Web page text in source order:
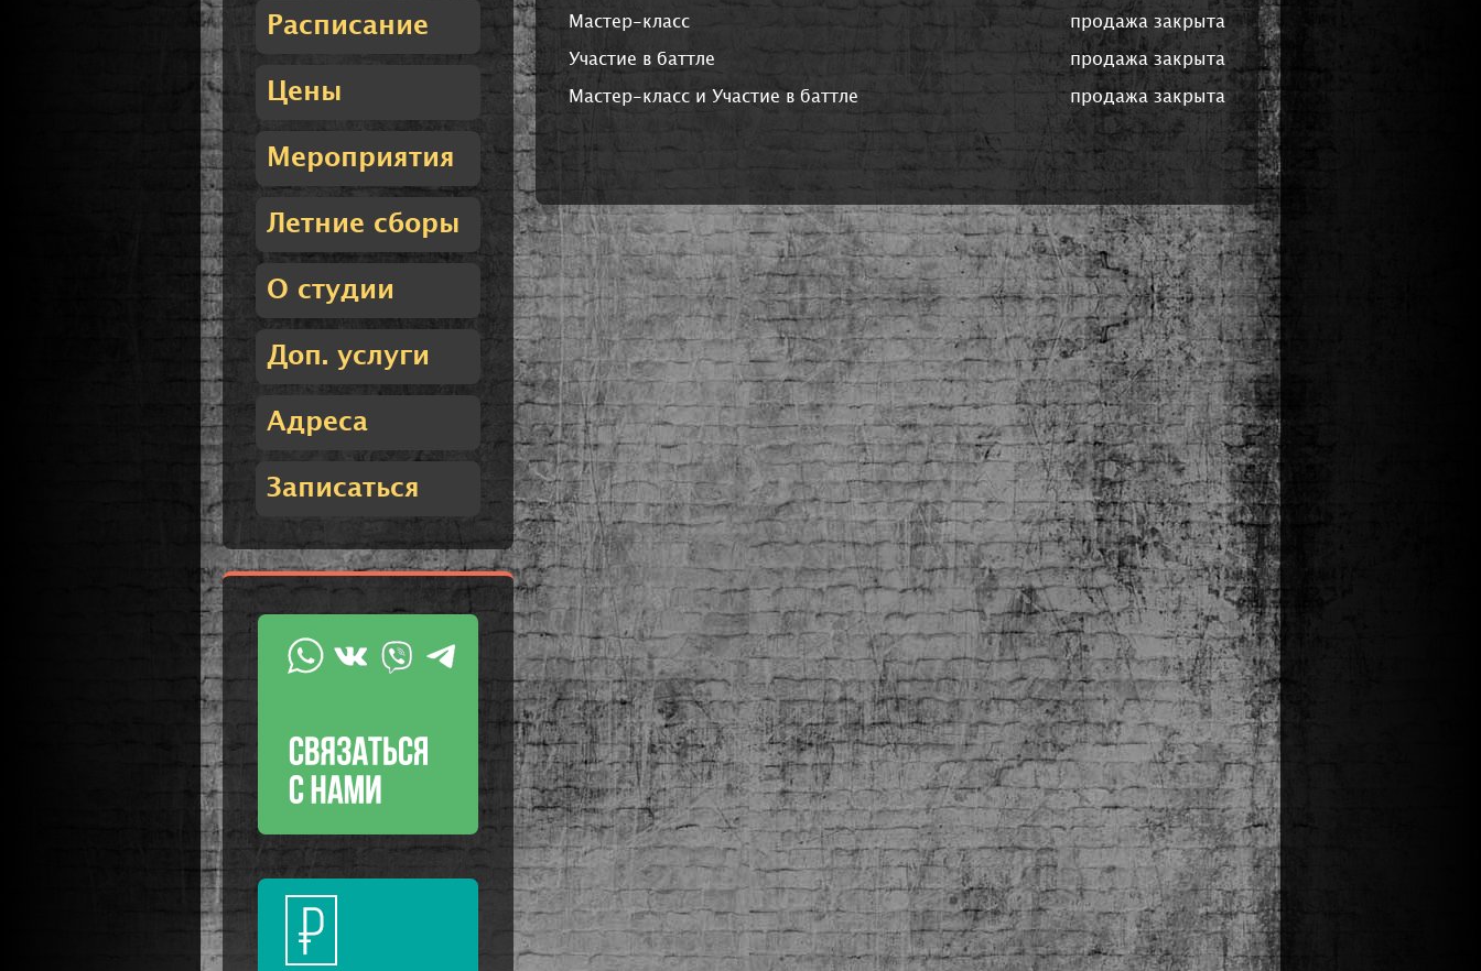
Расписание
Цены
Мероприятия
Летние сборы
О студии
Доп. услуги
Адреса
Записаться
Мастер-класс продажа закрыта
Участие в баттле продажа закрыта
Мастер-класс и Участие в баттле продажа закрыта